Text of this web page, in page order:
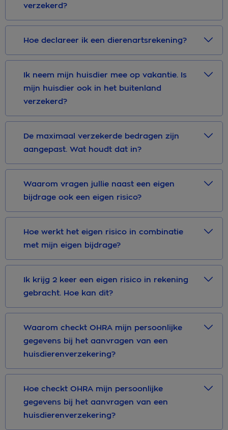
verzekerd?
Hoe declareer ik een dierenartsrekening?
Ik neem mijn huisdier mee op vakantie. Is
mijn huisdier ook in het buitenland
verzekerd?
De maximaal verzekerde bedragen zijn
aangepast. Wat houdt dat in?
Waarom vragen jullie naast een eigen
bijdrage ook een eigen risico?
Hoe werkt het eigen risico in combinatie
met mijn eigen bijdrage?
Ik krijg 2 keer een eigen risico in rekening
gebracht. Hoe kan dit?
Waarom checkt OHRA mijn persoonlijke
gegevens bij het aanvragen van een
huisdierenverzekering?
Hoe checkt OHRA mijn persoonlijke
gegevens bij het aanvragen van een
huisdierenverzekering?